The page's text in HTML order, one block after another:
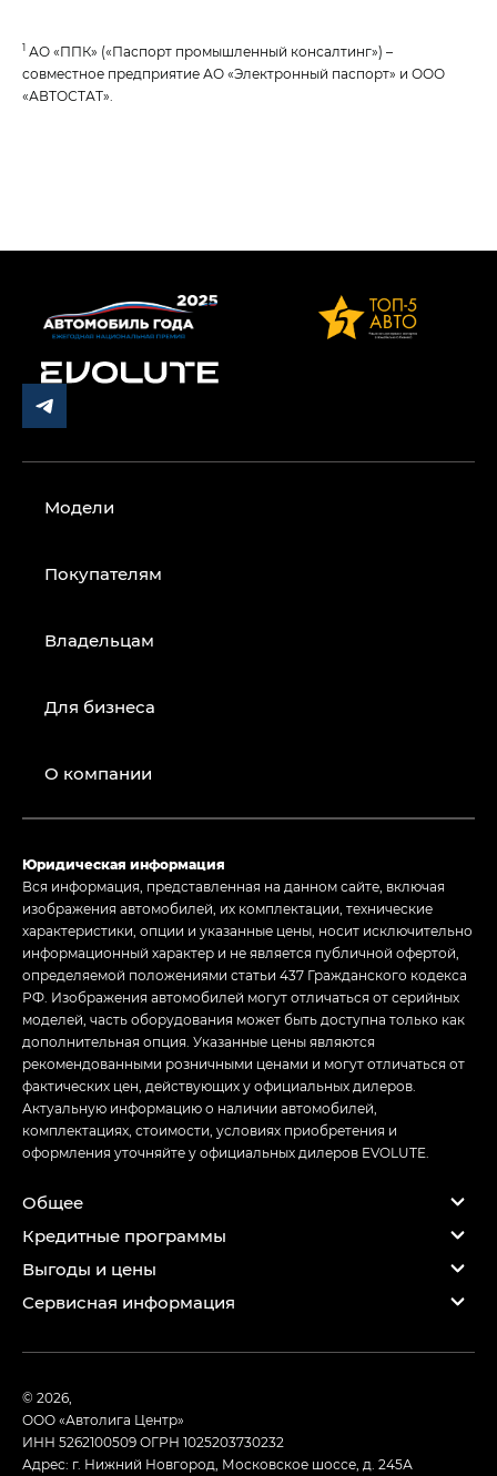
1 АО «ППК» («Паспорт промышленный консалтинг») –
совместное предприятие АО «Электронный паспорт» и ООО
«АВТОСТАТ».
Модели
Покупателям
Владельцам
Для бизнеса
О компании
Юридическая информация
Вся информация, представленная на данном сайте, включая
изображения автомобилей, их комплектации, технические
характеристики, опции и указанные цены, носит исключительно
информационный характер и не является публичной офертой,
определяемой положениями статьи 437 Гражданского кодекса
РФ. Изображения автомобилей могут отличаться от серийных
моделей, часть оборудования может быть доступна только как
дополнительная опция. Указанные цены являются
рекомендованными розничными ценами и могут отличаться от
фактических цен, действующих у официальных дилеров.
Актуальную информацию о наличии автомобилей,
комплектациях, стоимости, условиях приобретения и
оформления уточняйте у официальных дилеров EVOLUTE.
Общее
Кредитные программы
Выгоды и цены
Сервисная информация
© 2026,
ООО «Автолига Центр»
ИНН 5262100509ОГРН 1025203730232
Адрес: г. Нижний Новгород, Московское шоссе, д. 245А